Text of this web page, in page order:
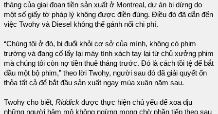
tháng của giai đoạn tiền sản xuất ở Montreal, dự án bị dừng do
một số giấy tờ pháp lý không được điền đúng. Điều đó đã dẫn đến
việc Twohy và Diesel không thể gánh nổi chi phí.
“Chúng tôi ở đó, bị đuổi khỏi cơ sở của mình, không có phim
trường và đang cố lấy lại máy tính xách tay lại từ chủ xưởng phim
mà chúng tôi còn nợ tiền thuê tháng trước. Đó là cách tồi tệ để bắt
đầu một bộ phim,” theo lời Twohy, người sau đó đã giải quyết ổn
thỏa tất cả để bắt đầu sản xuất ngay mùa xuân năm sau.
Twohy cho biết, Riddick được thực hiện chủ yếu để xoa dịu
những người hâm mộ không ngừng mong chờ phần tiếp theo sau